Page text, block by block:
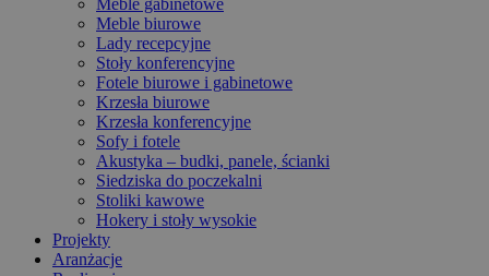
Meble gabinetowe
Meble biurowe
Lady recepcyjne
Stoły konferencyjne
Fotele biurowe i gabinetowe
Krzesła biurowe
Krzesła konferencyjne
Sofy i fotele
Akustyka – budki, panele, ścianki
Siedziska do poczekalni
Stoliki kawowe
Hokery i stoły wysokie
Projekty
Aranżacje